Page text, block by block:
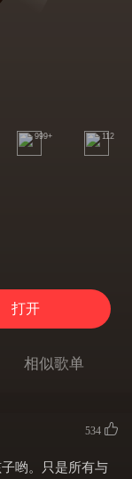
999+ 112
打开
相似歌单
534
哟。只是所有与